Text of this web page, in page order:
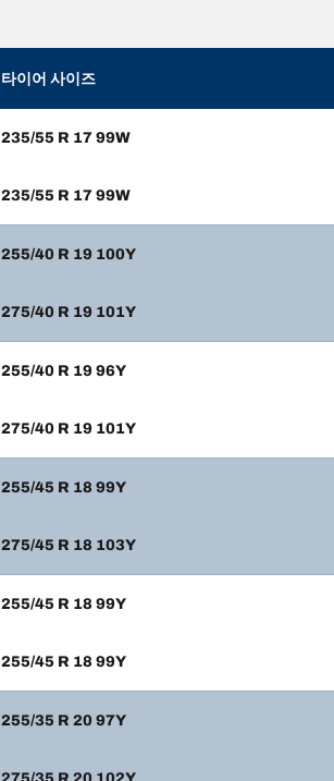
타이어 사이즈
235/55 R 17 99W
235/55 R 17 99W
255/40 R 19 100Y
275/40 R 19 101Y
255/40 R 19 96Y
275/40 R 19 101Y
255/45 R 18 99Y
275/45 R 18 103Y
255/45 R 18 99Y
255/45 R 18 99Y
255/35 R 20 97Y